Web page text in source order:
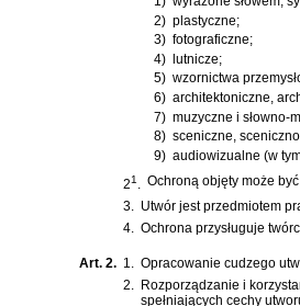
2) plastyczne;
3) fotograficzne;
4) lutnicze;
5) wzornictwa
6) architektoniczne,
7) muzyczne i słowno-
8) sceniczne,
9) audiowizualne (w
21. Ochroną objęty może
3. Utwór jest przedmiotem
4. Ochrona przysługuje
Art. 2. 1. Opracowanie cudzego
2. Rozporządzanie i
spełniających cechy